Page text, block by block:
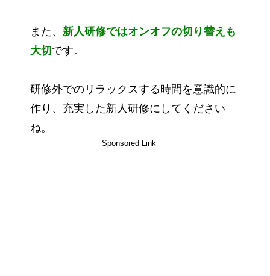
また、 新人研修ではオンオフの切り替えも
大切 です。
研修外でのリラックスする時間を意識的に
作り、充実した新人研修にしてください
ね。
Sponsored Link